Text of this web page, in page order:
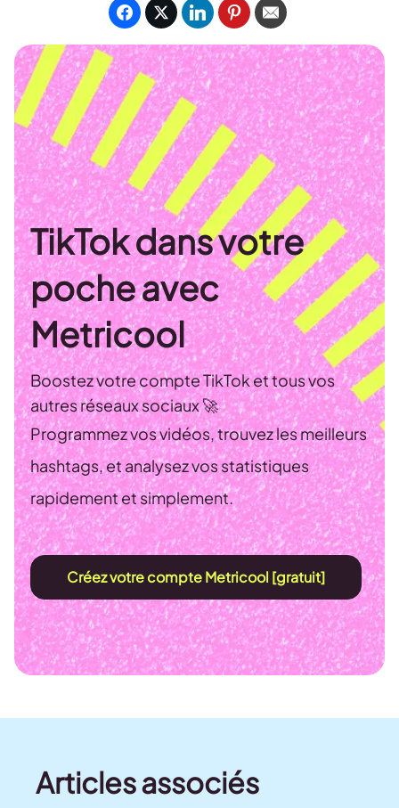
TikTok dans votre
poche avec
Metricool
Boostez votre compte TikTok et tous vos
autres réseaux sociaux 🚀
Programmez vos vidéos, trouvez les meilleurs
hashtags, et analysez vos statistiques
rapidement et simplement.
Créez votre compte Metricool [gratuit]
Articles associés